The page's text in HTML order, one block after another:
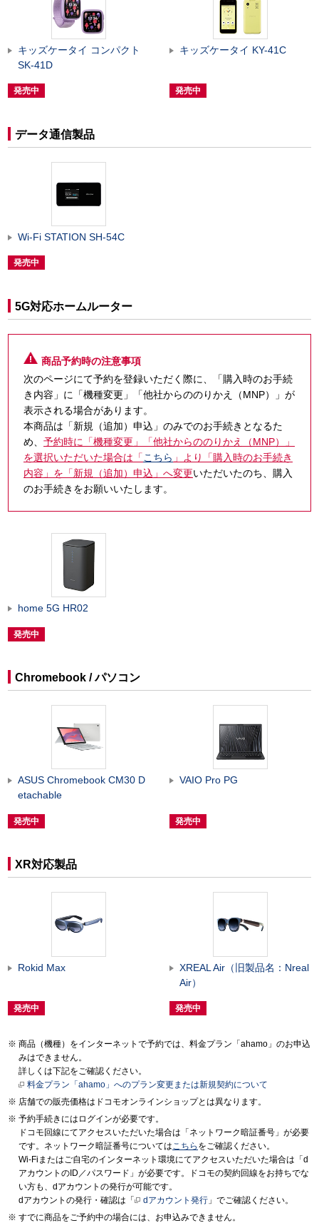
キッズケータイ コンパクト
SK-41D
発売中
キッズケータイ KY-41C
発売中
データ通信製品
Wi-Fi STATION SH-54C
発売中
5G対応ホームルーター
商品予約時の注意事項
次のページにて予約を登録いただく際に、「購入時のお手続
き内容」に「機種変更」「他社からののりかえ（MNP）」が
表示される場合があります。
本商品は「新規（追加）申込」のみでのお手続きとなるた
め、 予約時に「機種変更」「他社からののりかえ（MNP）」
を選択いただいた場合は「 こちら 」より「購入時のお手続き
内容」を「新規（追加）申込」へ変更いただいたのち、購入
のお手続きをお願いいたします。
home 5G HR02
発売中
Chromebook / パソコン
ASUS Chromebook CM30 D
etachable
発売中
VAIO Pro PG
発売中
XR対応製品
Rokid Max
発売中
XREAL Air（旧製品名：Nreal
Air）
発売中
商品（機種）をインターネットで予約では、料金プラン「ahamo」のお申込
みはできません。
詳しくは下記をご確認ください。
料金プラン「ahamo」へのプラン変更または新規契約について
店舗での販売価格はドコモオンラインショップとは異なります。
予約手続きにはログインが必要です。
ドコモ回線にてアクセスいただいた場合は「ネットワーク暗証番号」が必要
です。ネットワーク暗証番号については こちら をご確認ください。
Wi-Fiまたはご自宅のインターネット環境にてアクセスいただいた場合は「d
アカウントのID／パスワード」が必要です。ドコモの契約回線をお持ちでな
い方も、dアカウントの発行が可能です。
dアカウントの発行・確認は「
dアカウント発行 」でご確認ください。
すでに商品をご予約中の場合には、お申込みできません。